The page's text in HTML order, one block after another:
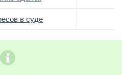
в суде